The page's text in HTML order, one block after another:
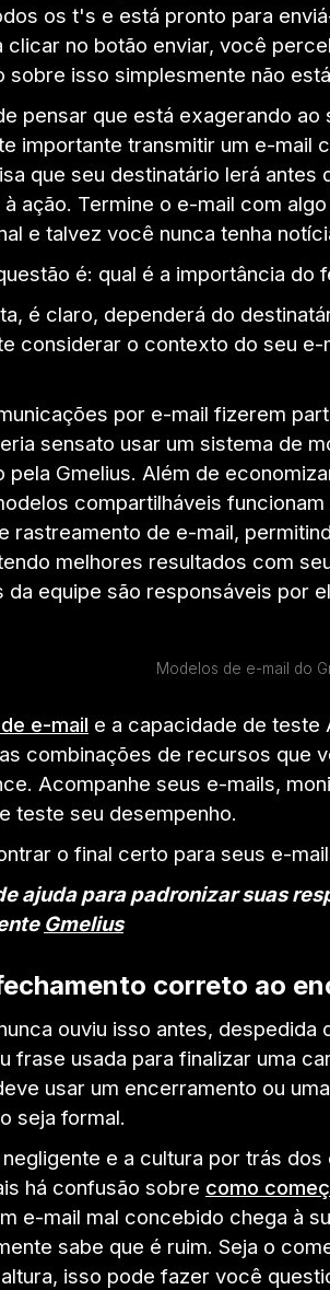
os t's e está pronto para
clicar no botão enviar, você
sobre isso simplesmente não
pensar que está exagerando ao
importante transmitir um e-mail
que seu destinatário lerá antes
à ação. Termine o e-mail com
e talvez você nunca tenha
é: qual é a importância do
é claro, dependerá do
considerar o contexto do seu e-
por e-mail fizerem
sensato usar um sistema de
pela Gmelius. Além de
compartilháveis
rastreamento de e-mail,
melhores resultados com
da equipe são responsáveis por
Modelos de e-mail do
e-mail e a capacidade de teste
combinações de recursos que
Acompanhe seus e-mails,
teste seu desempenho.
o final certo para seus e-
ajuda para padronizar suas
Gmelius
correto ao
ouviu isso antes, despedida
frase usada para finalizar uma
usar um encerramento ou
seja formal.
e a cultura por trás
há confusão sobre como
e-mail mal concebido chega à
sabe que é ruim. Seja o
isso pode fazer você